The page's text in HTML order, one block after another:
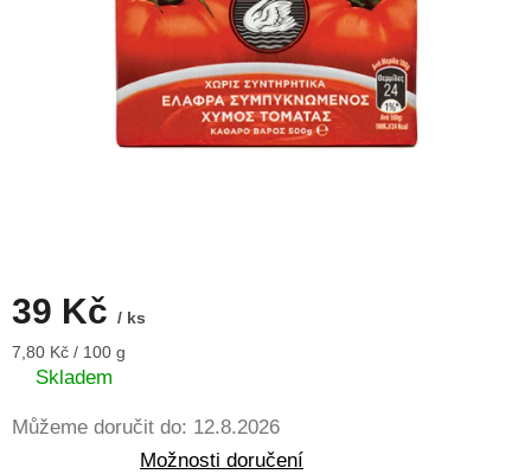
39 Kč / ks
Měrná
cena:
7,80 Kč / 100 g
Skladem
Můžeme doručit do: 12.8.2026
Možnosti doručení